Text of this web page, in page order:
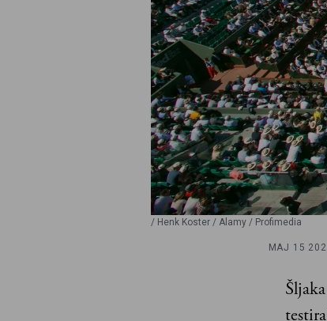
/ Henk Koster / Alamy / Profimedia
MAJ 15